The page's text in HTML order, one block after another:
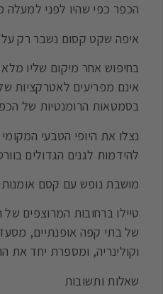
הכפר כפי שהיו לפני
איפה שקט קסום נשבר רק על
בחיפוש אחר מיקום שליו
אינם מפריעים לאטרקציות
בסמטאות הרומנטיות של
נצלו את היופי הטבעי
להידמות לגנים הגדולים
מושבת נופש עם קסם אומנותי
טיילו ברחובות המרוצפים
של בתי קפה אופנתיים,
וקולינריה, ומספרת יחד את
שאלות ותשובות